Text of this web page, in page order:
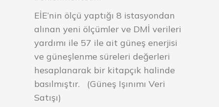
EİE’nin ölçü yaptığı 8 istasyondan
alınan yeni ölçümler ve DMİ verileri
yardımı ile 57 ile ait güneş enerjisi
ve güneşlenme süreleri değerleri
hesaplanarak bir kitapçık halinde
basılmıştır. (Güneş Işınımı Veri
Satışı)